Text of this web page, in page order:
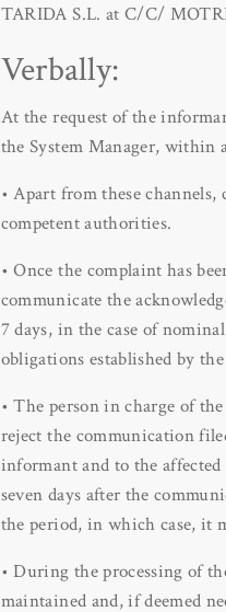
TARIDA S.L. at C/C/
Verbally:
At the request of the
the System Manager, within
• Apart from these
competent authorities.
• Once the complaint has
communicate the
7 days, in the case of
obligations established by
• The person in charge of
reject the communication
informant and to the
seven days after the
the period, in which case, it
• During the processing of
maintained and, if deemed